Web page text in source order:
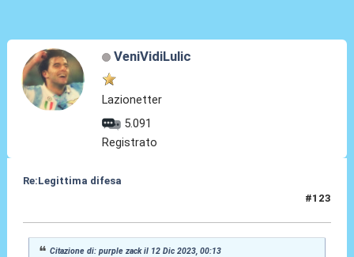
VeniVidiLulic
Lazionetter
5.091
Registrato
Re:Legittima difesa
#123
Citazione di: purple zack il 12 Dic 2023, 00:13